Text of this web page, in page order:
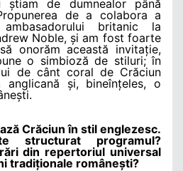
știam de dumnealor până
de a colabora a
britanic la
Noble, și am fost foarte
onorăm această invitație,
o simbioză de stiluri; în
de cânt coral de Crăciun
și, bineînțeles, o
Crăciun în stil englezesc.
structurat programul?
din repertoriul universal
tradiționale românești?